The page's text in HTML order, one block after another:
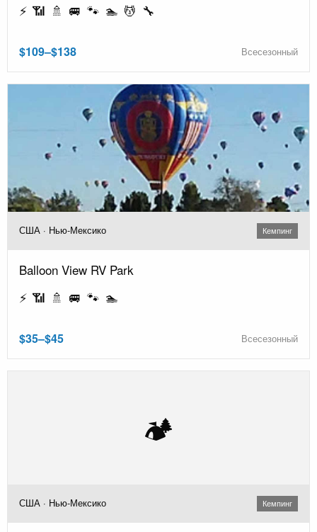
⚡ 📶 🚿 🚐 🐾 🏊 💆 🔧
$109–$138 Всесезонный
США · Нью-Мексико Кемпинг
Balloon View RV Park
⚡ 📶 🚿 🚐 🐾 🏊
$35–$45 Всесезонный
🏕️
США · Нью-Мексико Кемпинг